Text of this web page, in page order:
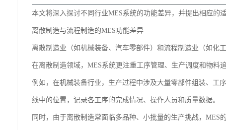
本文将深入探讨不同行业MES系统的功能差异，并提出相应的
离散制造与流程制造的MES功能差异
离散制造业（如机械装备、汽车零部件）和流程制造业（如化
在离散制造领域，MES系统更注重工序管理、生产调度和物料追
例如，在机械装备行业，生产过程中涉及大量零部件组装、工
线中的位置，记录各工序的完成情况、操作人员和质量数据。
同时，由于离散制造常面临多品种、小批量的生产挑战，MES